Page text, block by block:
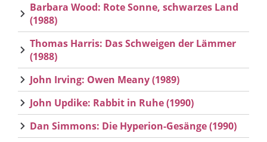
Barbara Wood: Rote Sonne, schwarzes Land
(1988)
Thomas Harris: Das Schweigen der Lämmer
(1988)
John Irving: Owen Meany (1989)
John Updike: Rabbit in Ruhe (1990)
Dan Simmons: Die Hyperion-Gesänge (1990)